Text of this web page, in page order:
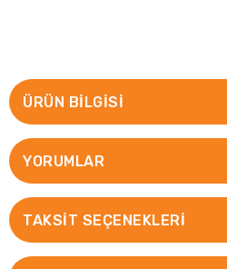
ÜRÜN BILGISI
YORUMLAR
TAKSIT SEÇENEKLERI